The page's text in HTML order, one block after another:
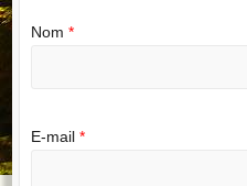
Nom *
E-mail *